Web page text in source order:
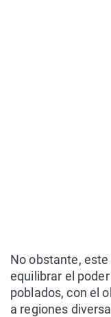
No obstante,
equilibrar el
poblados, con el
a regiones